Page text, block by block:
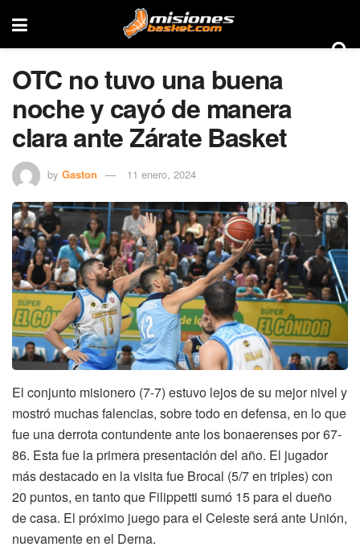
OTC no tuvo una buena
noche y cayó de manera
clara ante Zárate Basket
by Gaston 11 enero, 2024
El conjunto misionero (7-7) estuvo lejos de su mejor nivel y
mostró muchas falencias, sobre todo en defensa, en lo que
fue una derrota contundente ante los bonaerenses por 67-
86. Esta fue la primera presentación del año. El jugador
más destacado en la visita fue Brocal (5/7 en triples) con
20 puntos, en tanto que Filippetti sumó 15 para el dueño
de casa. El próximo juego para el Celeste será ante Unión,
nuevamente en el Derna.